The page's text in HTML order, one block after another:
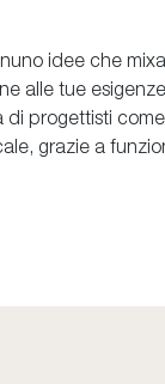
idee che
alle tue
progettisti
grazie a